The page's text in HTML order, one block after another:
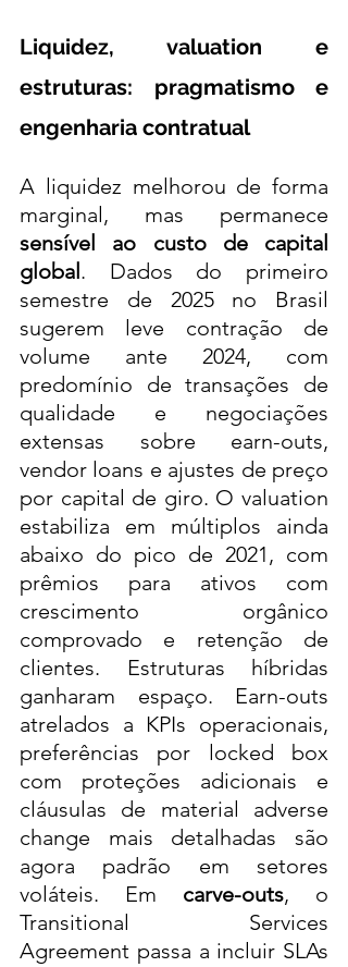
Liquidez, valuation e
estruturas: pragmatismo e
engenharia contratual
A liquidez melhorou de forma
sensível ao custo de capital
global. Dados do primeiro
semestre de 2025 no Brasil
sugerem leve contração de
volume ante 2024, com
predomínio de transações de
qualidade e negociações
extensas sobre earn-outs,
vendor loans e ajustes de preço
por capital de giro. O valuation
estabiliza em múltiplos ainda
abaixo do pico de 2021, com
prêmios para ativos com
crescimento orgânico
comprovado e retenção de
clientes. Estruturas híbridas
ganharam espaço. Earn-outs
atrelados a KPIs operacionais,
preferências por locked box
com proteções adicionais e
cláusulas de material adverse
change mais detalhadas são
agora padrão em setores
voláteis. Em carve-outs, o
Transitional Services
Agreement passa a incluir SLAs